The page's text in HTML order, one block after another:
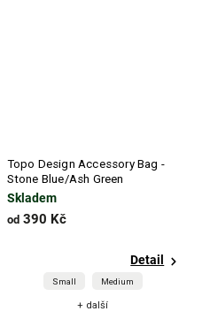
Topo Design Accessory Bag -
Stone Blue/Ash Green
Skladem
od390 Kč
Detail
Small Medium
+ další